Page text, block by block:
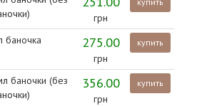
грн
баночка 275.00
грн
купить
баночки (без
356.00
грн
купить